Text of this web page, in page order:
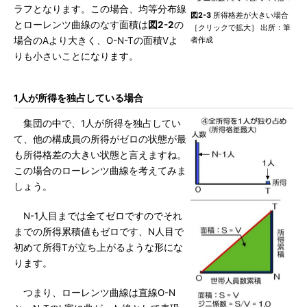
図2-3 所得格差が大きい場合
［クリックで拡大］ 出所：筆
者作成
ラフとなります。この場合、均等分布線
とローレンツ曲線のなす面積は図2-2の
場合のAより大きく、O-N-Tの面積Vよ
りも小さいことになります。
1人が所得を独占している場合
集団の中で、1人が所得を独占してい
て、他の構成員の所得がゼロの状態が最
も所得格差の大きい状態と言えますね。
この場合のローレンツ曲線を考えてみま
しょう。
N-1人目までは全てゼロですのでそれ
までの所得累積値もゼロです、N人目で
初めて所得Tが立ち上がるような形にな
ります。
つまり、ローレンツ曲線は直線O-N